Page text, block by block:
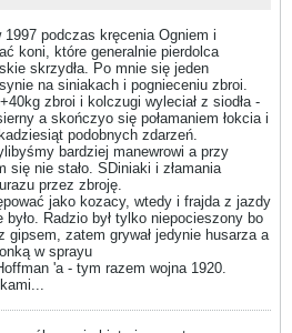
podczas kręcenia Ogniem i
koni, które generalnie pierdolca
skrzydła. Po mnie się jeden
na siniakach i pognieceniu zbroi.
zbroi i kolczugi wyleciał z siodła -
a skończyo się połamaniem łokcia i
podobnych zdarzeń.
bardziej manewrowi a przy
nie stało. SDiniaki i złamania
przez zbroję.
jako kozacy, wtedy i frajda z jazdy
było. Radzio był tylko niepocieszony bo
gipsem, zatem grywał jedynie husarza a
w sprayu
'a - tym razem wojna 1920.